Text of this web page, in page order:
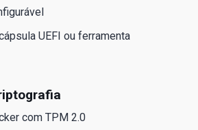
UEFI ou ferramenta
com TPM 2.0